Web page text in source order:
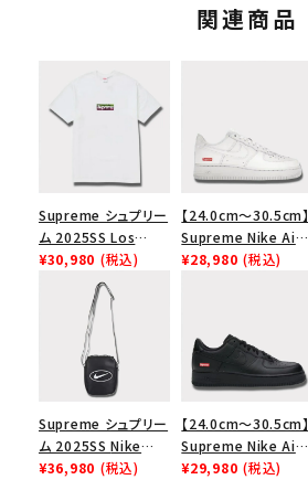
関連商品
Supreme シュプリー
ム 2025SS Los
Angeles Fire Relief
Box Logo Tee ファ
イヤーリリーフボック
スロゴTシャツ ホワ
¥30,980 (税込)
【24.0cm～30.5cm】
Supreme Nike Air
Force 1 Low シュプ
¥28,980 (税込)
Supreme シュプリー
ム 2025SS Nike
Leather Shoulder
¥36,980 (税込)
【24.0cm～30.5cm】
Supreme Nike Air
Force 1 Low シュプ
¥29,980 (税込)